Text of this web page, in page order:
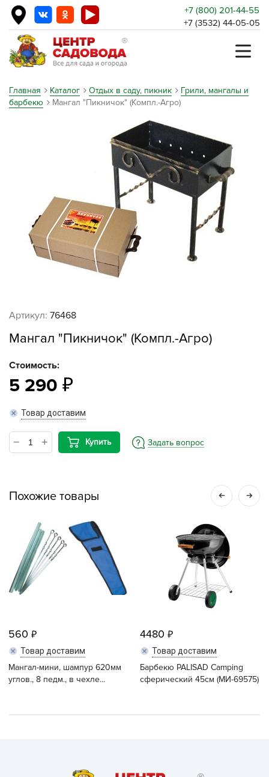
+7 (800) 201-44-55
+7 (3532) 44-05-05
Главная Каталог Отдых в саду, пикник
Грили, мангалы и
барбекю
Мангал "Пикничок" (Компл.-Агро)
Артикул: 76468
Мангал "Пикничок" (Компл.-Агро)
Стоимость:
5 290
Товар доставим
Купить Задать вопрос
Похожие товары
560
Товар доставим
Мангал-мини, шампур 620мм
углов., 8 педм., в чехле...
4480
Товар доставим
Барбекю PALISAD Camping
сферический 45см (МИ-69575)